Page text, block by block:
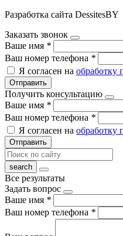
Разработка сайта DessitesBY
Заказать звонок
Ваше имя *
Ваш номер телефона *
Я согласен на обработку
Отправить
Получить консультацию
Ваше имя *
Ваш номер телефона *
Я согласен на обработку
Отправить
Все результаты
Задать вопрос
Ваше имя *
Ваш номер телефона *